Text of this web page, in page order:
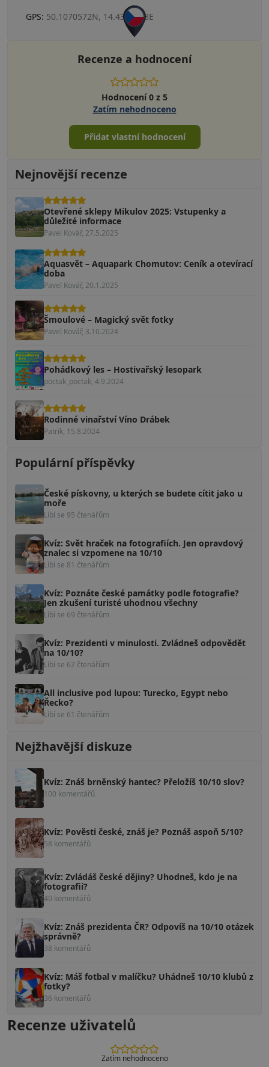
GPS: 50.1070572N, 14.4315408E
Recenze a hodnocení
Hodnocení 0 z 5
Zatím nehodnoceno
Přidat vlastní hodnocení
Nejnovější recenze
Otevřené sklepy Mikulov 2025: Vstupenky a
důležité informace
Pavel Kovář, 27.5.2025
Aquasvět – Aquapark Chomutov: Ceník a otevírací
doba
Pavel Kovář, 20.1.2025
Šmoulové – Magický svět fotky
Pavel Kovář, 3.10.2024
Pohádkový les – Hostivařský lesopark
poctak_poctak, 4.9.2024
Rodinné vinařství Víno Drábek
Patrik, 15.8.2024
Populární příspěvky
České pískovny, u kterých se budete cítit jako u
moře
Líbí se 95 čtenářům
Kvíz: Svět hraček na fotografiích. Jen opravdový
znalec si vzpomene na 10/10
Líbí se 81 čtenářům
Kvíz: Poznáte české památky podle fotografie?
Jen zkušení turisté uhodnou všechny
Líbí se 69 čtenářům
Kvíz: Prezidenti v minulosti. Zvládneš odpovědět
na 10/10?
Líbí se 62 čtenářům
All inclusive pod lupou: Turecko, Egypt nebo
Řecko?
Líbí se 61 čtenářům
Nejžhavější diskuze
Kvíz: Znáš brněnský hantec? Přeložíš 10/10 slov?
100 komentářů
Kvíz: Pověsti české, znáš je? Poznáš aspoň 5/10?
58 komentářů
Kvíz: Zvládáš české dějiny? Uhodneš, kdo je na
fotografii?
40 komentářů
Kvíz: Znáš prezidenta ČR? Odpovíš na 10/10 otázek
správně?
38 komentářů
Kvíz: Máš fotbal v malíčku? Uhádneš 10/10 klubů z
fotky?
36 komentářů
Recenze uživatelů
Zatím nehodnoceno